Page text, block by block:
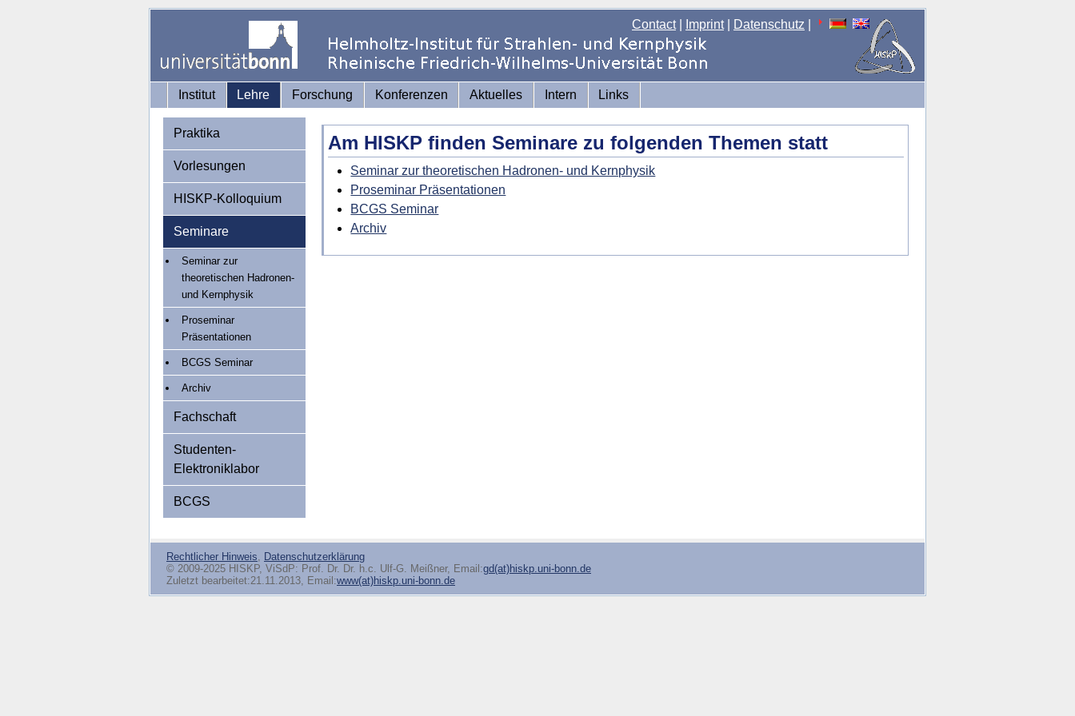
Contact| Imprint| Datenschutz
Institut Lehre Forschung Konferenzen Aktuelles Intern Links
Praktika
Vorlesungen
HISKP-Kolloquium
Seminare
Seminar zur
theoretischen Hadronen-
und Kernphysik
Proseminar
Präsentationen
BCGS Seminar
Archiv
Fachschaft
Studenten-
Elektroniklabor
BCGS
Am HISKP finden Seminare zu folgenden Themen statt
Seminar zur theoretischen Hadronen- und Kernphysik
Proseminar Präsentationen
BCGS Seminar
Archiv
Rechtlicher Hinweis, Datenschutzerklärung
© 2009-2025 HISKP, ViSdP: Prof. Dr. Dr. h.c. Ulf-G. Meißner, Email:gd(at)hiskp.uni-bonn.de
Zuletzt bearbeitet:21.11.2013, Email:www(at)hiskp.uni-bonn.de